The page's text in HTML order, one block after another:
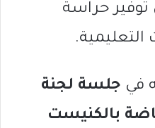
توفير حراسة
في جلسة لجنة
بالكنيست